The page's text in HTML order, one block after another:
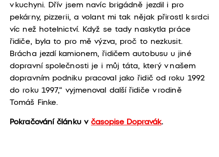
v kuchyni. Dřív jsem navíc brigádně jezdil i pro
pekárny, pizzerii, a volant mi tak nějak přirostl k srdci
víc než hotelnictví. Když se tady naskytla práce
řidiče, byla to pro mě výzva, proč to nezkusit.
Brácha jezdí kamionem, řidičem autobusu u jiné
dopravní společnosti je i můj táta, který v našem
dopravním podniku pracoval jako řidič od roku 1992
do roku 1997,“ vyjmenoval
další řidiče v rodině
Tomáš Finke.
Pokračování článku včasopise Dopravák.